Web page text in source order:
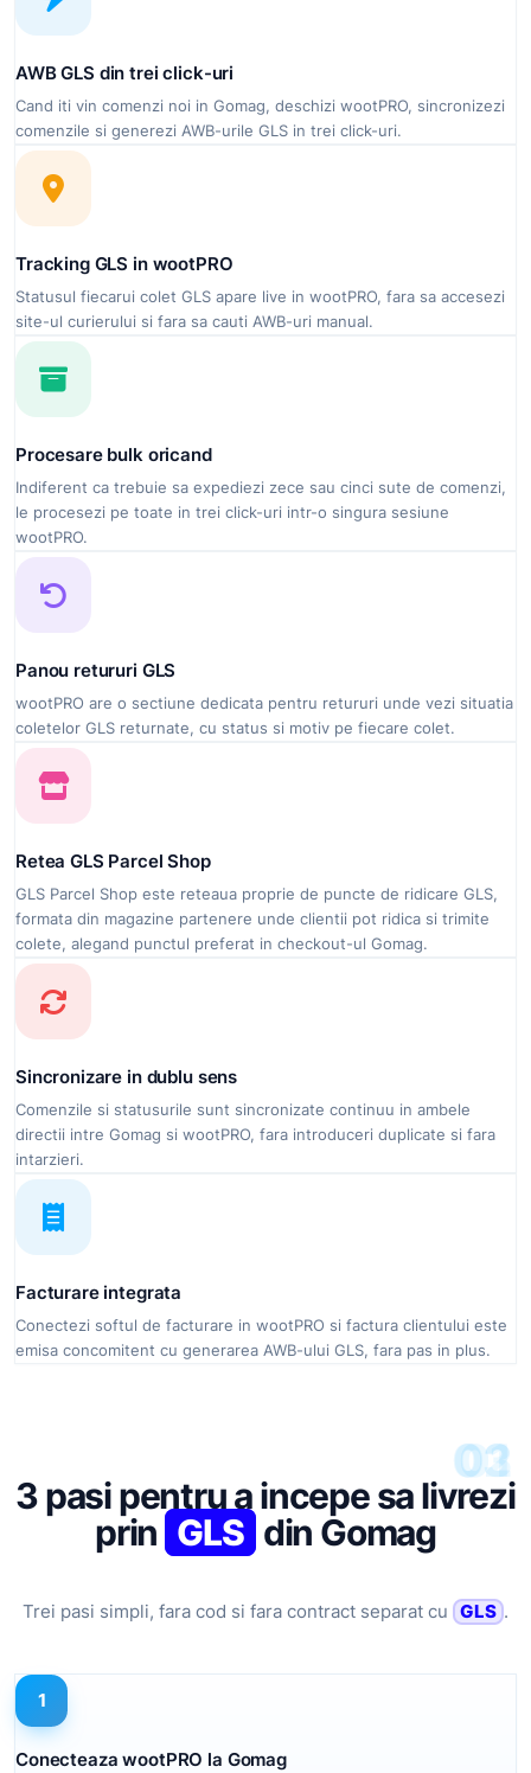
AWB GLS din trei click-uri
Cand iti vin comenzi noi in Gomag, deschizi wootPRO, sincronizezi
comenzile si generezi AWB-urile GLS in trei click-uri.
Tracking GLS in wootPRO
Statusul fiecarui colet GLS apare live in wootPRO, fara sa accesezi
site-ul curierului si fara sa cauti AWB-uri manual.
Procesare bulk oricand
Indiferent ca trebuie sa expediezi zece sau cinci sute de comenzi,
le procesezi pe toate in trei click-uri intr-o singura sesiune
wootPRO.
Panou retururi GLS
wootPRO are o sectiune dedicata pentru retururi unde vezi situatia
coletelor GLS returnate, cu status si motiv pe fiecare colet.
Retea GLS Parcel Shop
GLS Parcel Shop este reteaua proprie de puncte de ridicare GLS,
formata din magazine partenere unde clientii pot ridica si trimite
colete, alegand punctul preferat in checkout-ul Gomag.
Sincronizare in dublu sens
Comenzile si statusurile sunt sincronizate continuu in ambele
directii intre Gomag si wootPRO, fara introduceri duplicate si fara
intarzieri.
Facturare integrata
Conectezi softul de facturare in wootPRO si factura clientului este
emisa concomitent cu generarea AWB-ului GLS, fara pas in plus.
3 pasi pentru a incepe sa livrezi
prin GLS din Gomag
Trei pasi simpli, fara cod si fara contract separat cu GLS .
01
1
Conecteaza wootPRO la Gomag
02
03